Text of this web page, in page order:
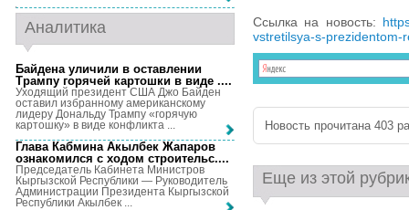
Ссылка на новость:
vstretilsya-s-prezidentom-
Новость прочитана 403
Еще из этой
Аналитика
Байдена уличили в оставлении
Трампу горячей картошки в виде ....
Уходящий президент США Джо Байден
оставил избранному американскому
лидеру Дональду Трампу «горячую
картошку» в виде конфликта ...
Глава Кабмина Акылбек Жапаров
ознакомился с ходом строительс....
Председатель Кабинета Министров
Кыргызской Республики — Руководитель
Администрации Президента Кыргызской
Республики Акылбек ...